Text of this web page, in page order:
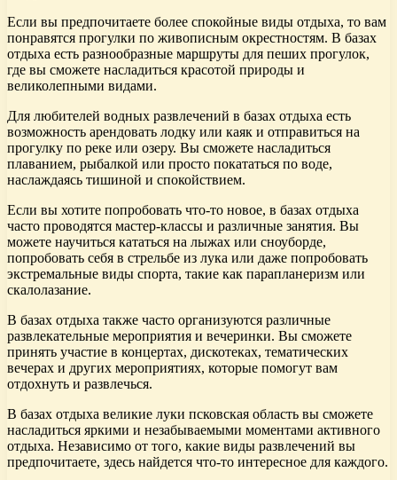
Если вы предпочитаете более спокойные виды отдыха, то вам
понравятся прогулки по живописным окрестностям. В базах
отдыха есть разнообразные маршруты для пеших прогулок,
где вы сможете насладиться красотой природы и
великолепными видами.
Для любителей водных развлечений в базах отдыха есть
возможность арендовать лодку или каяк и отправиться на
прогулку по реке или озеру. Вы сможете насладиться
плаванием, рыбалкой или просто покататься по воде,
наслаждаясь тишиной и спокойствием.
Если вы хотите попробовать что-то новое, в базах отдыха
часто проводятся мастер-классы и различные занятия. Вы
можете научиться кататься на лыжах или сноуборде,
попробовать себя в стрельбе из лука или даже попробовать
экстремальные виды спорта, такие как парапланеризм или
скалолазание.
В базах отдыха также часто организуются различные
развлекательные мероприятия и вечеринки. Вы сможете
принять участие в концертах, дискотеках, тематических
вечерах и других мероприятиях, которые помогут вам
отдохнуть и развлечься.
В базах отдыха великие луки псковская область вы сможете
насладиться яркими и незабываемыми моментами активного
отдыха. Независимо от того, какие виды развлечений вы
предпочитаете, здесь найдется что-то интересное для каждого.